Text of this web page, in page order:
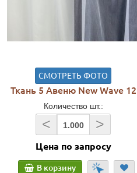
СМОТРЕТЬ ФОТО
Ткань 5 Авеню New Wave 12
Количество шт.:
< >
Цена по запросу
В корзину